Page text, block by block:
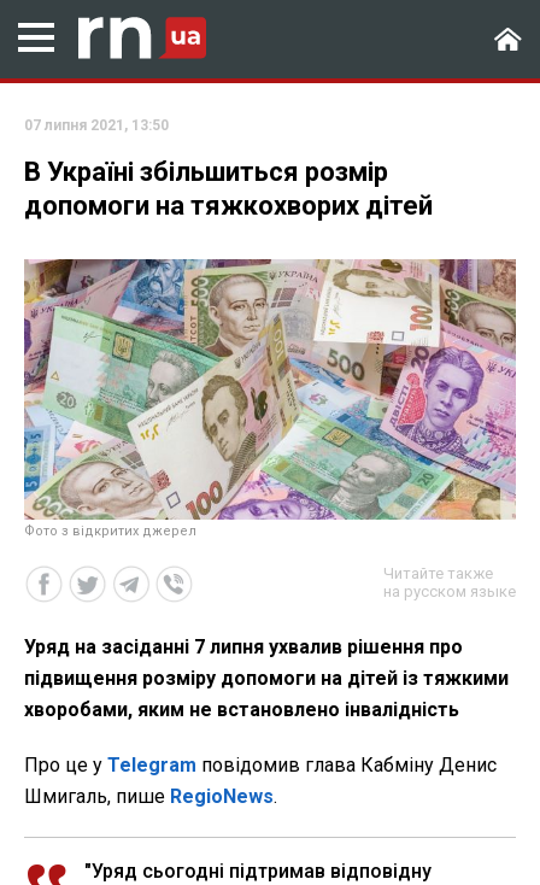
07 липня 2021, 13:50
В Україні збільшиться розмір
допомоги на тяжкохворих дітей
Фото з відкритих джерел
Читайте также
на русском языке
Уряд на засіданні 7 липня ухвалив рішення про
підвищення розміру допомоги на дітей із тяжкими
хворобами, яким не встановлено інвалідність
Про це у Telegram повідомив глава Кабміну Денис
Шмигаль, пише RegioNews.
"Уряд сьогодні підтримав відповідну